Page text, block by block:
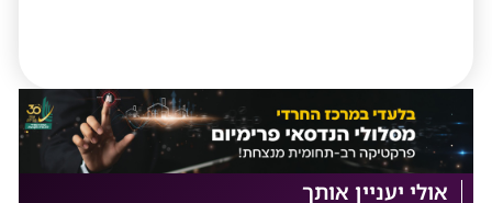
אולי יעניין אותך